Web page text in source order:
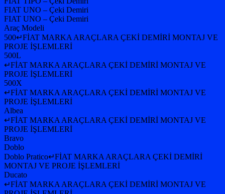
FIAT UNO – Çeki Demiri
FIAT UNO – Çeki Demiri
Araç Modeli
500↵FİAT MARKA ARAÇLARA ÇEKİ DEMİRİ MONTAJ VE
PROJE İŞLEMLERİ
500L
↵FİAT MARKA ARAÇLARA ÇEKİ DEMİRİ MONTAJ VE
PROJE İŞLEMLERİ
500X
↵FİAT MARKA ARAÇLARA ÇEKİ DEMİRİ MONTAJ VE
PROJE İŞLEMLERİ
Albea
↵FİAT MARKA ARAÇLARA ÇEKİ DEMİRİ MONTAJ VE
PROJE İŞLEMLERİ
Bravo
Doblo
Doblo Pratico↵FİAT MARKA ARAÇLARA ÇEKİ DEMİRİ
MONTAJ VE PROJE İŞLEMLERİ
Ducato
↵FİAT MARKA ARAÇLARA ÇEKİ DEMİRİ MONTAJ VE